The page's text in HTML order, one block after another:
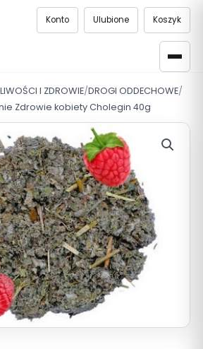
Konto Ulubione Koszyk
I ZDROWIE/DROGI ODDECHOWE/
Zdrowie kobiety Cholegin 40g